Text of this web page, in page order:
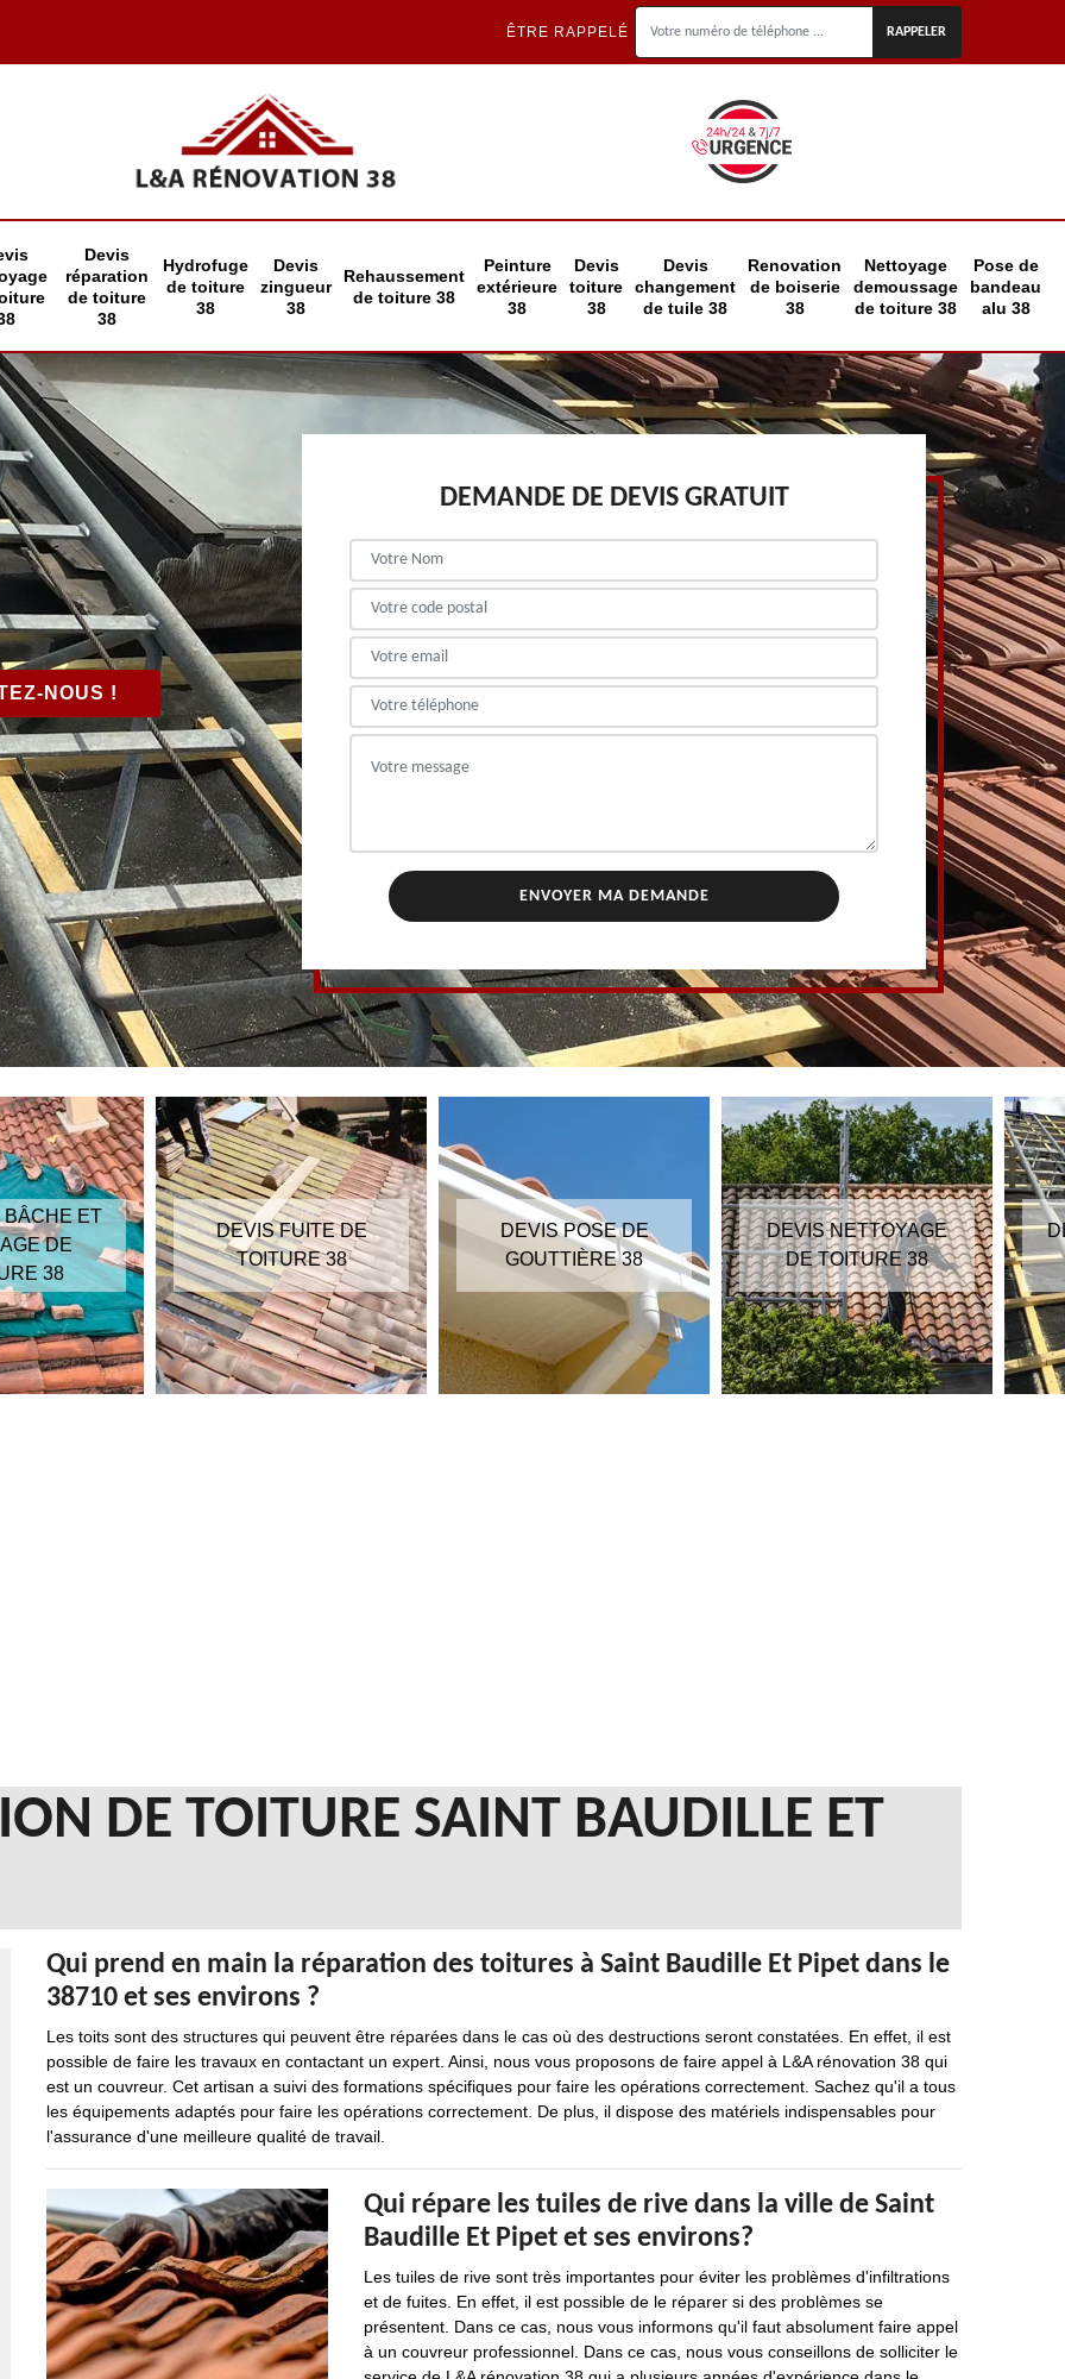
ÊTRE RAPPELÉ
Devis
réparation
de toiture
38
Hydrofuge
de toiture
38
Devis
zingueur
38
Rehaussement
de toiture 38
Peinture
extérieure
38
Devis
toiture
38
Devis
changement
de tuile 38
Renovation
de boiserie
38
Nettoyage
demoussage
de toiture 38
Pose de
bandeau
alu 38
NOUS !
DEMANDE DE DEVIS GRATUIT
BÂCHE ET
DE
38
DEVIS FUITE DE
TOITURE 38
DEVIS POSE DE
GOUTTIÈRE 38
DEVIS NETTOYAGE
DE TOITURE 38
DE TOITURE SAINT BAUDILLE ET
Qui prend en main la réparation des toitures à Saint Baudille Et Pipet dans le
38710 et ses environs ?
Les toits sont des structures qui peuvent être réparées dans le cas où des destructions seront constatées. En effet, il est
possible de faire les travaux en contactant un expert. Ainsi, nous vous proposons de faire appel à L&A rénovation 38 qui
est un couvreur. Cet artisan a suivi des formations spécifiques pour faire les opérations correctement. Sachez qu'il a tous
les équipements adaptés pour faire les opérations correctement. De plus, il dispose des matériels indispensables pour
l'assurance d'une meilleure qualité de travail.
Qui répare les tuiles de rive dans la ville de Saint
Baudille Et Pipet et ses environs?
Les tuiles de rive sont très importantes pour éviter les problèmes d'infiltrations
et de fuites. En effet, il est possible de le réparer si des problèmes se
présentent. Dans ce cas, nous vous informons qu'il faut absolument faire appel
à un couvreur professionnel. Dans ce cas, nous vous conseillons de solliciter le